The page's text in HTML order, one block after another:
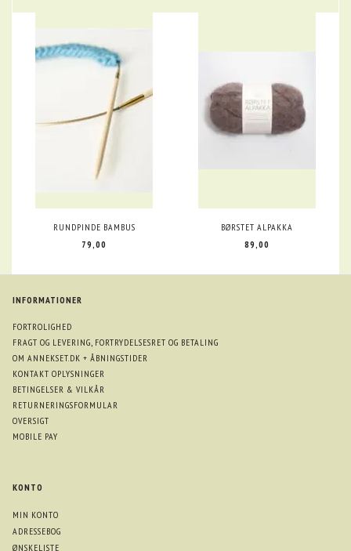
RUNDPINDE BAMBUS
79,00
BØRSTET ALPAKKA
89,00
INFORMATIONER
FORTROLIGHED
FRAGT OG LEVERING, FORTRYDELSESRET OG BETALING
OM ANNEKSET.DK + ÅBNINGSTIDER
KONTAKT OPLYSNINGER
BETINGELSER & VILKÅR
RETURNERINGSFORMULAR
OVERSIGT
MOBILE PAY
KONTO
MIN KONTO
ADRESSEBOG
ØNSKELISTE